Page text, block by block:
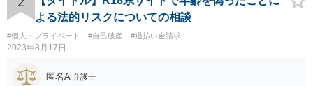
よる法的リスクについての相談
#個人・プライベート #自己破産 #過払い金請求
2023年8月17日
匿名A 弁護士